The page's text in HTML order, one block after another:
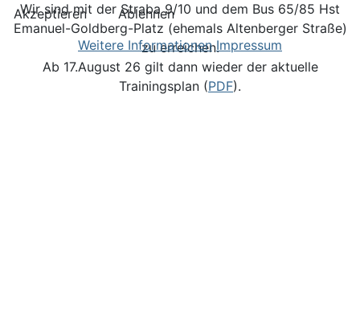
Wir sind mit der Straba 9/10 und dem Bus 65/85 Hst
Emanuel-Goldberg-Platz (ehemals Altenberger Straße)
zu erreichen.
Ab 17.August 26 gilt dann wieder der aktuelle
Trainingsplan (PDF).
Akzeptieren
Ablehnen
Weitere Informationen Impressum